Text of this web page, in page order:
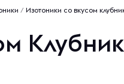
/ Изотоники со вкусом